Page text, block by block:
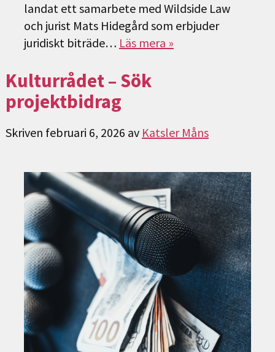
landat ett samarbete med Wildside Law
och jurist Mats Hidegård som erbjuder
juridiskt biträde… Läs mera »
Kulturrådet – Sök
projektbidrag
Skriven februari 6, 2026 av Katsler Måns